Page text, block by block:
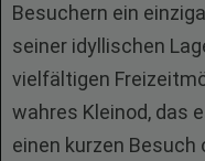
Besuchern ein
seiner idyllischen
vielfältigen
wahres Kleinod, das
einen kurzen